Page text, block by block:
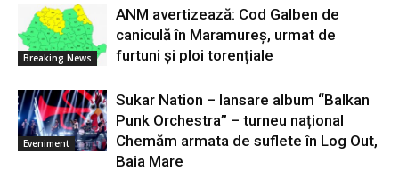
Breaking News
ANM avertizează: Cod Galben de
caniculă în Maramureș, urmat de
furtuni și ploi torențiale
Eveniment
Sukar Nation – lansare album “Balkan
Punk Orchestra” – turneu național
Chemăm armata de suflete în Log Out,
Baia Mare